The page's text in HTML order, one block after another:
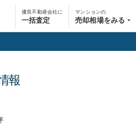
優良不動産会社に
一括査定
マンションの
売却相場をみる
報